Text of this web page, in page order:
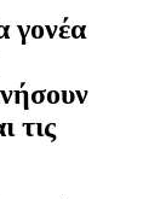
γονέα
τις